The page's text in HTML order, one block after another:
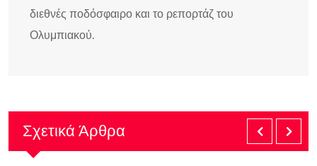
διεθνές ποδόσφαιρο και το ρεπορτάζ του
Ολυμπιακού.
Σχετικά Άρθρα